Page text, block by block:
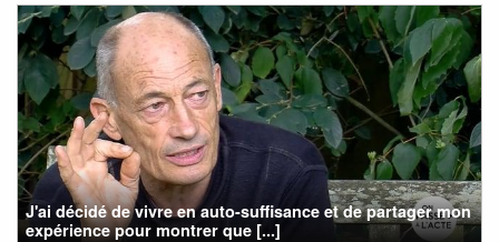
J'ai décidé de vivre en auto-suffisance et de partager mon
expérience pour montrer que [...]